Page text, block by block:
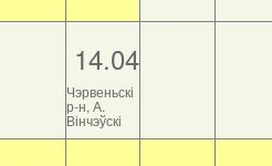
14.04
Чэрвеньскі
р-н, А.
Вінчэўскі